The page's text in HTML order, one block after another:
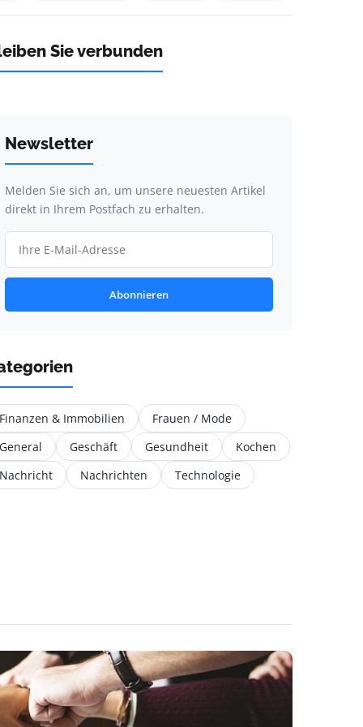
Sie verbunden
Newsletter
Melden Sie sich an, um unsere neuesten Artikel
direkt in Ihrem Postfach zu erhalten.
Abonnieren
& Immobilien
Frauen / Mode
Geschäft Gesundheit
Kochen
Nachrichten Technologie